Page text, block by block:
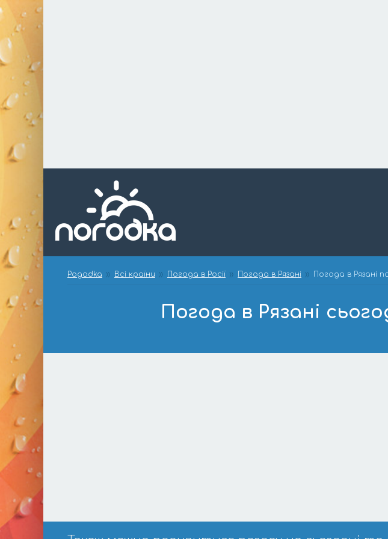
Pogodka Всі країни Погода в Росії Погода в Рязані Погода в Рязані
Погода в Рязані